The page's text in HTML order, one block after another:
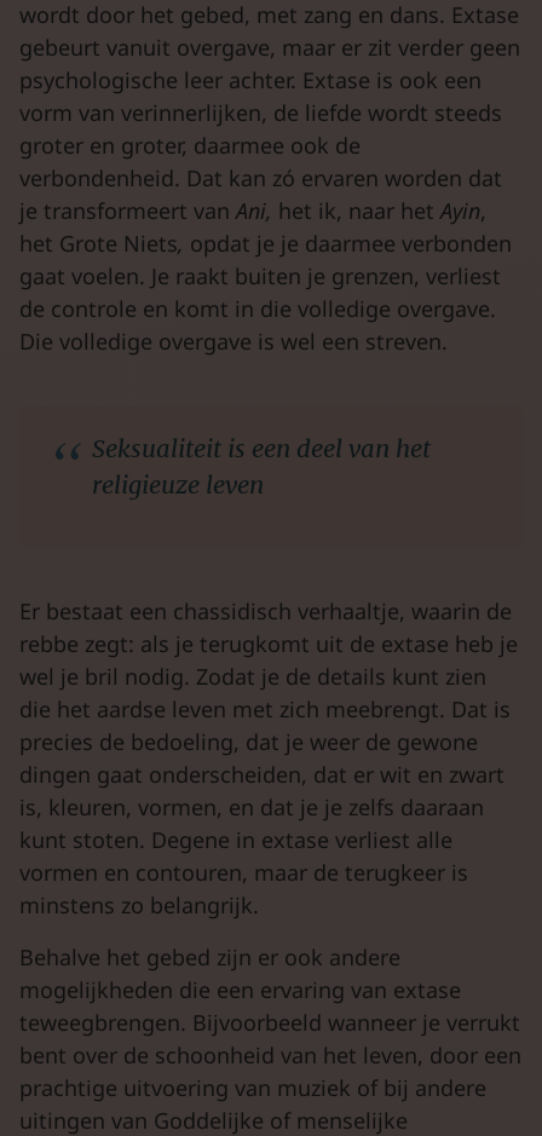
wordt door het gebed, met zang en dans. Extase
gebeurt vanuit overgave, maar er zit verder geen
psychologische leer achter. Extase is ook een
vorm van verinnerlijken, de liefde wordt steeds
groter en groter, daarmee ook de
verbondenheid. Dat kan zó ervaren worden dat
je transformeert vanAni, het ik, naar hetAyin,
het Grote Niets, opdat je je daarmee verbonden
gaat voelen. Je raakt buiten je grenzen, verliest
de controle en komt in die volledige overgave.
Die volledige overgave is wel een streven.
Seksualiteit is een deel van het
religieuze leven
Er bestaat een chassidisch verhaaltje, waarin de
rebbe zegt: als je terugkomt uit de extase heb je
wel je bril nodig. Zodat je de details kunt zien
die het aardse leven met zich meebrengt. Dat is
precies de bedoeling, dat je weer de gewone
dingen gaat onderscheiden, dat er wit en zwart
is, kleuren, vormen, en dat je je zelfs daaraan
kunt stoten. Degene in extase verliest alle
vormen en contouren, maar de terugkeer is
minstens zo belangrijk.
Behalve het gebed zijn er ook andere
mogelijkheden die een ervaring van extase
teweegbrengen. Bijvoorbeeld wanneer je verrukt
bent over de schoonheid van het leven, door een
prachtige uitvoering van muziek of bij andere
uitingen van Goddelijke of menselijke